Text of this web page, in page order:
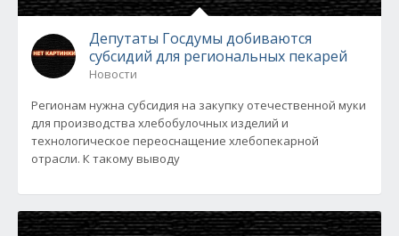
Депутаты Госдумы добиваются
субсидий для региональных пекарей
Новости
Регионам нужна субсидия на закупку отечественной муки
для производства хлебобулочных изделий и
технологическое переоснащение хлебопекарной
отрасли. К такому выводу